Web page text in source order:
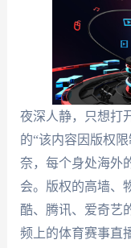
夜深人静，只想打
的“该内容因版权
奈，每个身处海外
会。版权的高墙、
酷、腾讯、爱奇艺
频上的体育赛事直